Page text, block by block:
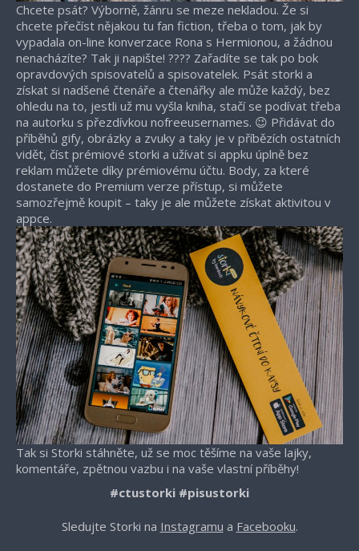
Chcete psát? Výborně, žánru se meze nekladou. Že si
chcete přečíst nějakou tu fan fiction, třeba o tom, jak by
vypadala on-line konverzace Rona s Hermionou, a žádnou
nenacházíte? Tak ji napište! ???? Zařadíte se tak po bok
opravdových spisovatelů a spisovatelek. Psát storki a
získat si nadšené čtenáře a čtenářky ale může každý, bez
ohledu na to, jestli už mu vyšla kniha, stačí se podívat třeba
na autorku s přezdívkou nofreeusernames. 😉 Přidávat do
příběhů gify, obrázky a zvuky a taky je v příbězích ostatních
vidět, číst prémiové storki a užívat si appku úplně bez
reklam můžete díky prémiovému účtu. Body, za které
dostanete do Premium verze přístup, si můžete
samozřejmě koupit – taky je ale můžete získat aktivitou v
appce.
Tak si Storki stáhněte, už se moc těšíme na vaše lajky,
komentáře, zpětnou vazbu i na vaše vlastní příběhy!
#ctustorki #pisustorki
Sledujte Storki na Instagramu a Facebooku.